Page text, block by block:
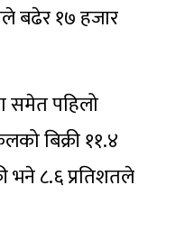
बढेर १७ हजार
समेत पहिलो
बिक्री ११.४
भने ८.६ प्रतिशतले